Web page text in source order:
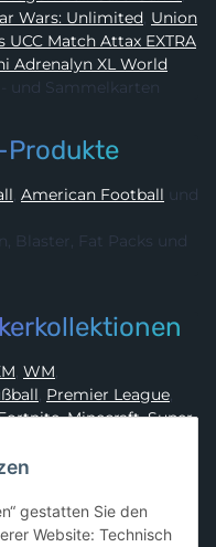
Star Wars: Unlimited, Union
UCC Match Attax EXTRA
Adrenalyn XL World
und Sammelkarten
Produkte
, American Football und
, WM,
, Premier League,
,Minecraft,Super
&
gestatten Sie den
Website: Technisch